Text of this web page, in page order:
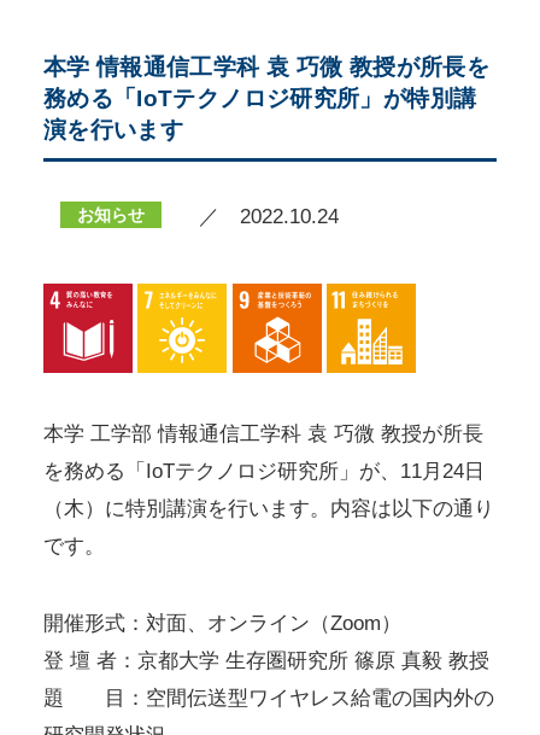
本学 情報通信工学科 袁 巧微 教授が所長を
務める「IoTテクノロジ研究所」が特別講
演を行います
お知らせ ／ 2022.10.24
本学 工学部 情報通信工学科 袁 巧微 教授が所長
を務める「IoTテクノロジ研究所」が、11月24日
（木）に特別講演を行います。内容は以下の通り
です。
開催形式：対面、オンライン（Zoom）
登 壇 者：京都大学 生存圏研究所 篠原 真毅 教授
題 目：空間伝送型ワイヤレス給電の国内外の